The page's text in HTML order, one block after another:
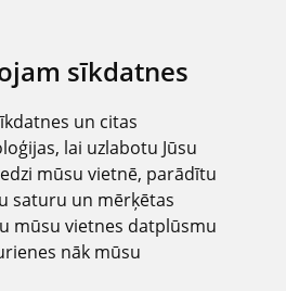
sīkdatnes
un citas
lai uzlabotu Jūsu
mūsu vietnē, parādītu
saturu un mērķētas
mūsu vietnes datplūsmu
nāk mūsu